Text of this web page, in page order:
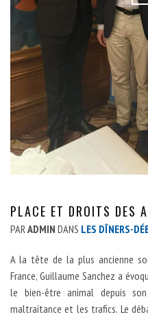
PLACE ET DROITS DES
PAR ADMIN DANS LES DÎNERS-
A la tête de la plus ancienne
France, Guillaume Sanchez a
le bien-être animal depuis
maltraitance et les trafics. Le